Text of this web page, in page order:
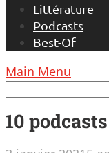
Littérature
Podcasts
Best-Of
Main Menu
10